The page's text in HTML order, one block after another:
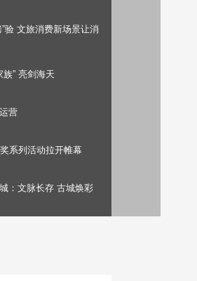
验 文旅消费新场景让消
族” 亮剑海天
营
系列活动拉开帷幕
：文脉长存 古城焕彩